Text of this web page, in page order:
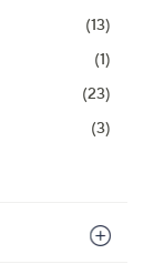
(13)
(1)
(23)
(3)